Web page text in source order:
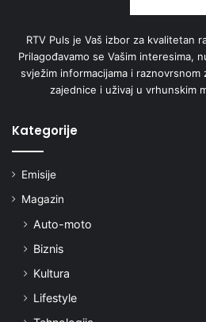
RTV Puls je Vaš izbor za kvalitetan
Prilagođavamo se Vašim interesima,
svježim informacijama i raznovrsnom
zajednice i uživaj u vrhunskim
Kategorije
Emisije
Magazin
Auto-moto
Biznis
Kultura
Lifestyle